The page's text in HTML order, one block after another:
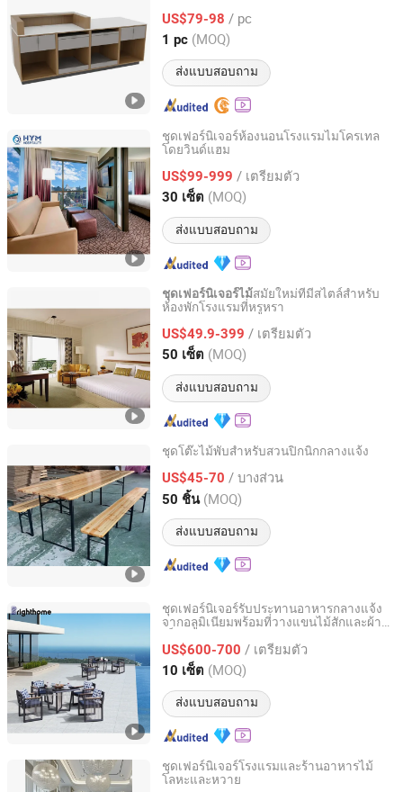
อาหารและห้องครัว
US$79-98 / pc
1 pc (MOQ)
ส่งแบบสอบถาม
Guangdong, China อัตราจาก 2025
ชุดเฟอร์นิเจอร์ห้องนอนโรงแรมไมโครเทล
โดยวินด์แฮม
US$99-999 / เตรียมตัว
30 เซ็ต (MOQ)
ส่งแบบสอบถาม
Fuzhou Hyman Hospitality Trading Co., Ltd.
Fujian, China อัตราจาก 2019
ชุดเฟอร์นิเจอร์ไม้สมัยใหม่ที่มีสไตล์สำหรับ
ห้องพักโรงแรมที่หรูหรา
US$49.9-399 / เตรียมตัว
50 เซ็ต (MOQ)
ส่งแบบสอบถาม
Foshan Censo Home Co., Ltd
Guangdong, China อัตราจาก 2026
ชุดโต๊ะไม้พับสำหรับสวนปิกนิกกลางแจ้ง
US$45-70 / บางส่วน
50 ชิ้น (MOQ)
ส่งแบบสอบถาม
Qingdao Welhome Co., Ltd.
Shandong, China อัตราจาก 2014
ชุดเฟอร์นิเจอร์รับประทานอาหารกลางแจ้ง
จากอลูมิเนียมพร้อมที่วางแขนไม้สักและผ้า
US$600-700 / เตรียมตัว
10 เซ็ต (MOQ)
ส่งแบบสอบถาม
Guangzhou Brighthome Co., Ltd.
Guangdong, China อัตราจาก 2007
ชุดเฟอร์นิเจอร์โรงแรมและร้านอาหารไม้
โลหะและหวาย
GUANGDONG OPTIMA HOME GROUP CO., LTD